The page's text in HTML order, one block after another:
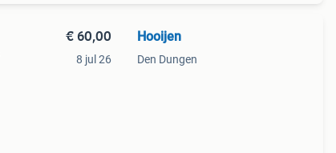
€ 60,00
8 jul 26
Hooijen
Den Dungen